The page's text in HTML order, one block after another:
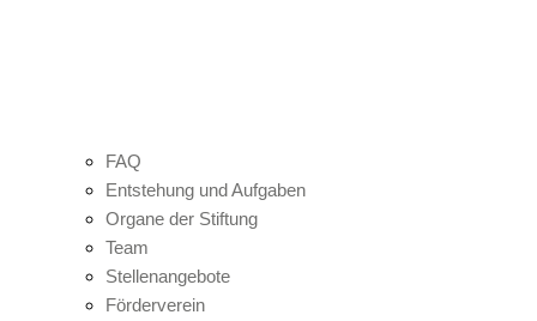
FAQ
Entstehung und Aufgaben
Organe der Stiftung
Team
Stellenangebote
Förderverein